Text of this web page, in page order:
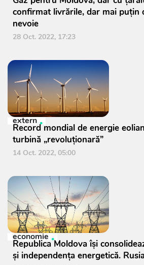
confirmat livrările, dar mai puțin
nevoie
28 Oct. 2022, 17:23
extern
Record mondial de energie
turbină „revoluţionară”
14 Oct. 2022, 05:00
economie
Republica Moldova își
și independența energetică.